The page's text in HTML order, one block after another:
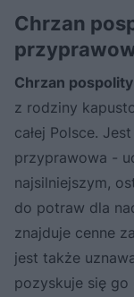
Chrzan
Chrzan pospolity
z rodziny
całej Polsce.
przyprawowa -
najsilniejszym,
do potraw dla
znajduje cenne
jest także
pozyskuje się